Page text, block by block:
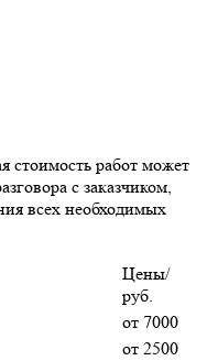
стоимость работ может
с заказчиком,
всех необходимых
Цены/
руб.
от 7000
от 2500